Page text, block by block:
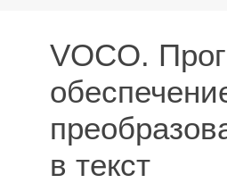
VOCO.
в текст